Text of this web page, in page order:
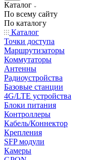
Каталог
По всему сайту
По каталогу
Каталог
Точки доступа
Маршрутизаторы
Коммутаторы
Антенны
Радиоустройства
Базовые станции
4G/LTE устройства
Блоки питания
Контроллеры
Кабель/Коннектор
Крепления
SFP модули
Камеры